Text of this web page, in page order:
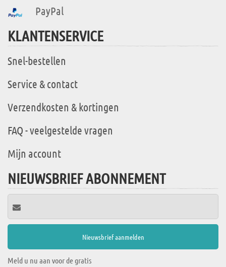
PayPal
KLANTENSERVICE
Snel-bestellen
Service & contact
Verzendkosten & kortingen
FAQ - veelgestelde vragen
Mijn account
NIEUWSBRIEF ABONNEMENT
Meld u nu aan voor de gratis